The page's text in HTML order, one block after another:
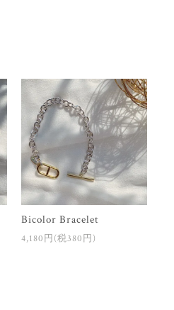
Bicolor Bracelet
4,180円(税380円)